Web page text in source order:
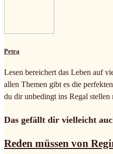
Petra
Lesen bereichert das Leben auf
allen Themen gibt es die
du dir unbedingt ins Regal stellen
Das gefällt dir vielleicht
Reden müssen von